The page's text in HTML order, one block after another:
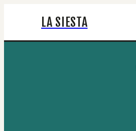
LA SIESTA